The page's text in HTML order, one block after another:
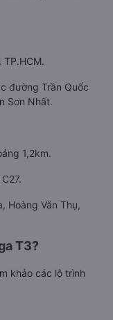
TP.HCM.
đường Trần Quốc
Sơn Nhất.
1,2km.
Hoàng Văn Thụ,
T3?
khảo các lộ trình